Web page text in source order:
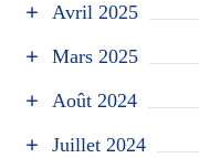
Avril 2025
Mars 2025
Août 2024
Juillet 2024